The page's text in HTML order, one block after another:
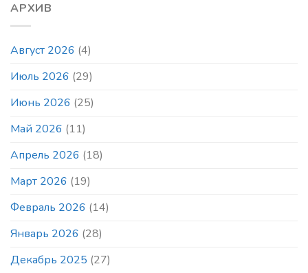
то
в
том
же
месте
АРХИВ
Август 2026 (4)
Июль 2026 (29)
Июнь 2026 (25)
Май 2026 (11)
Апрель 2026 (18)
Март 2026 (19)
Февраль 2026 (14)
Январь 2026 (28)
Декабрь 2025 (27)